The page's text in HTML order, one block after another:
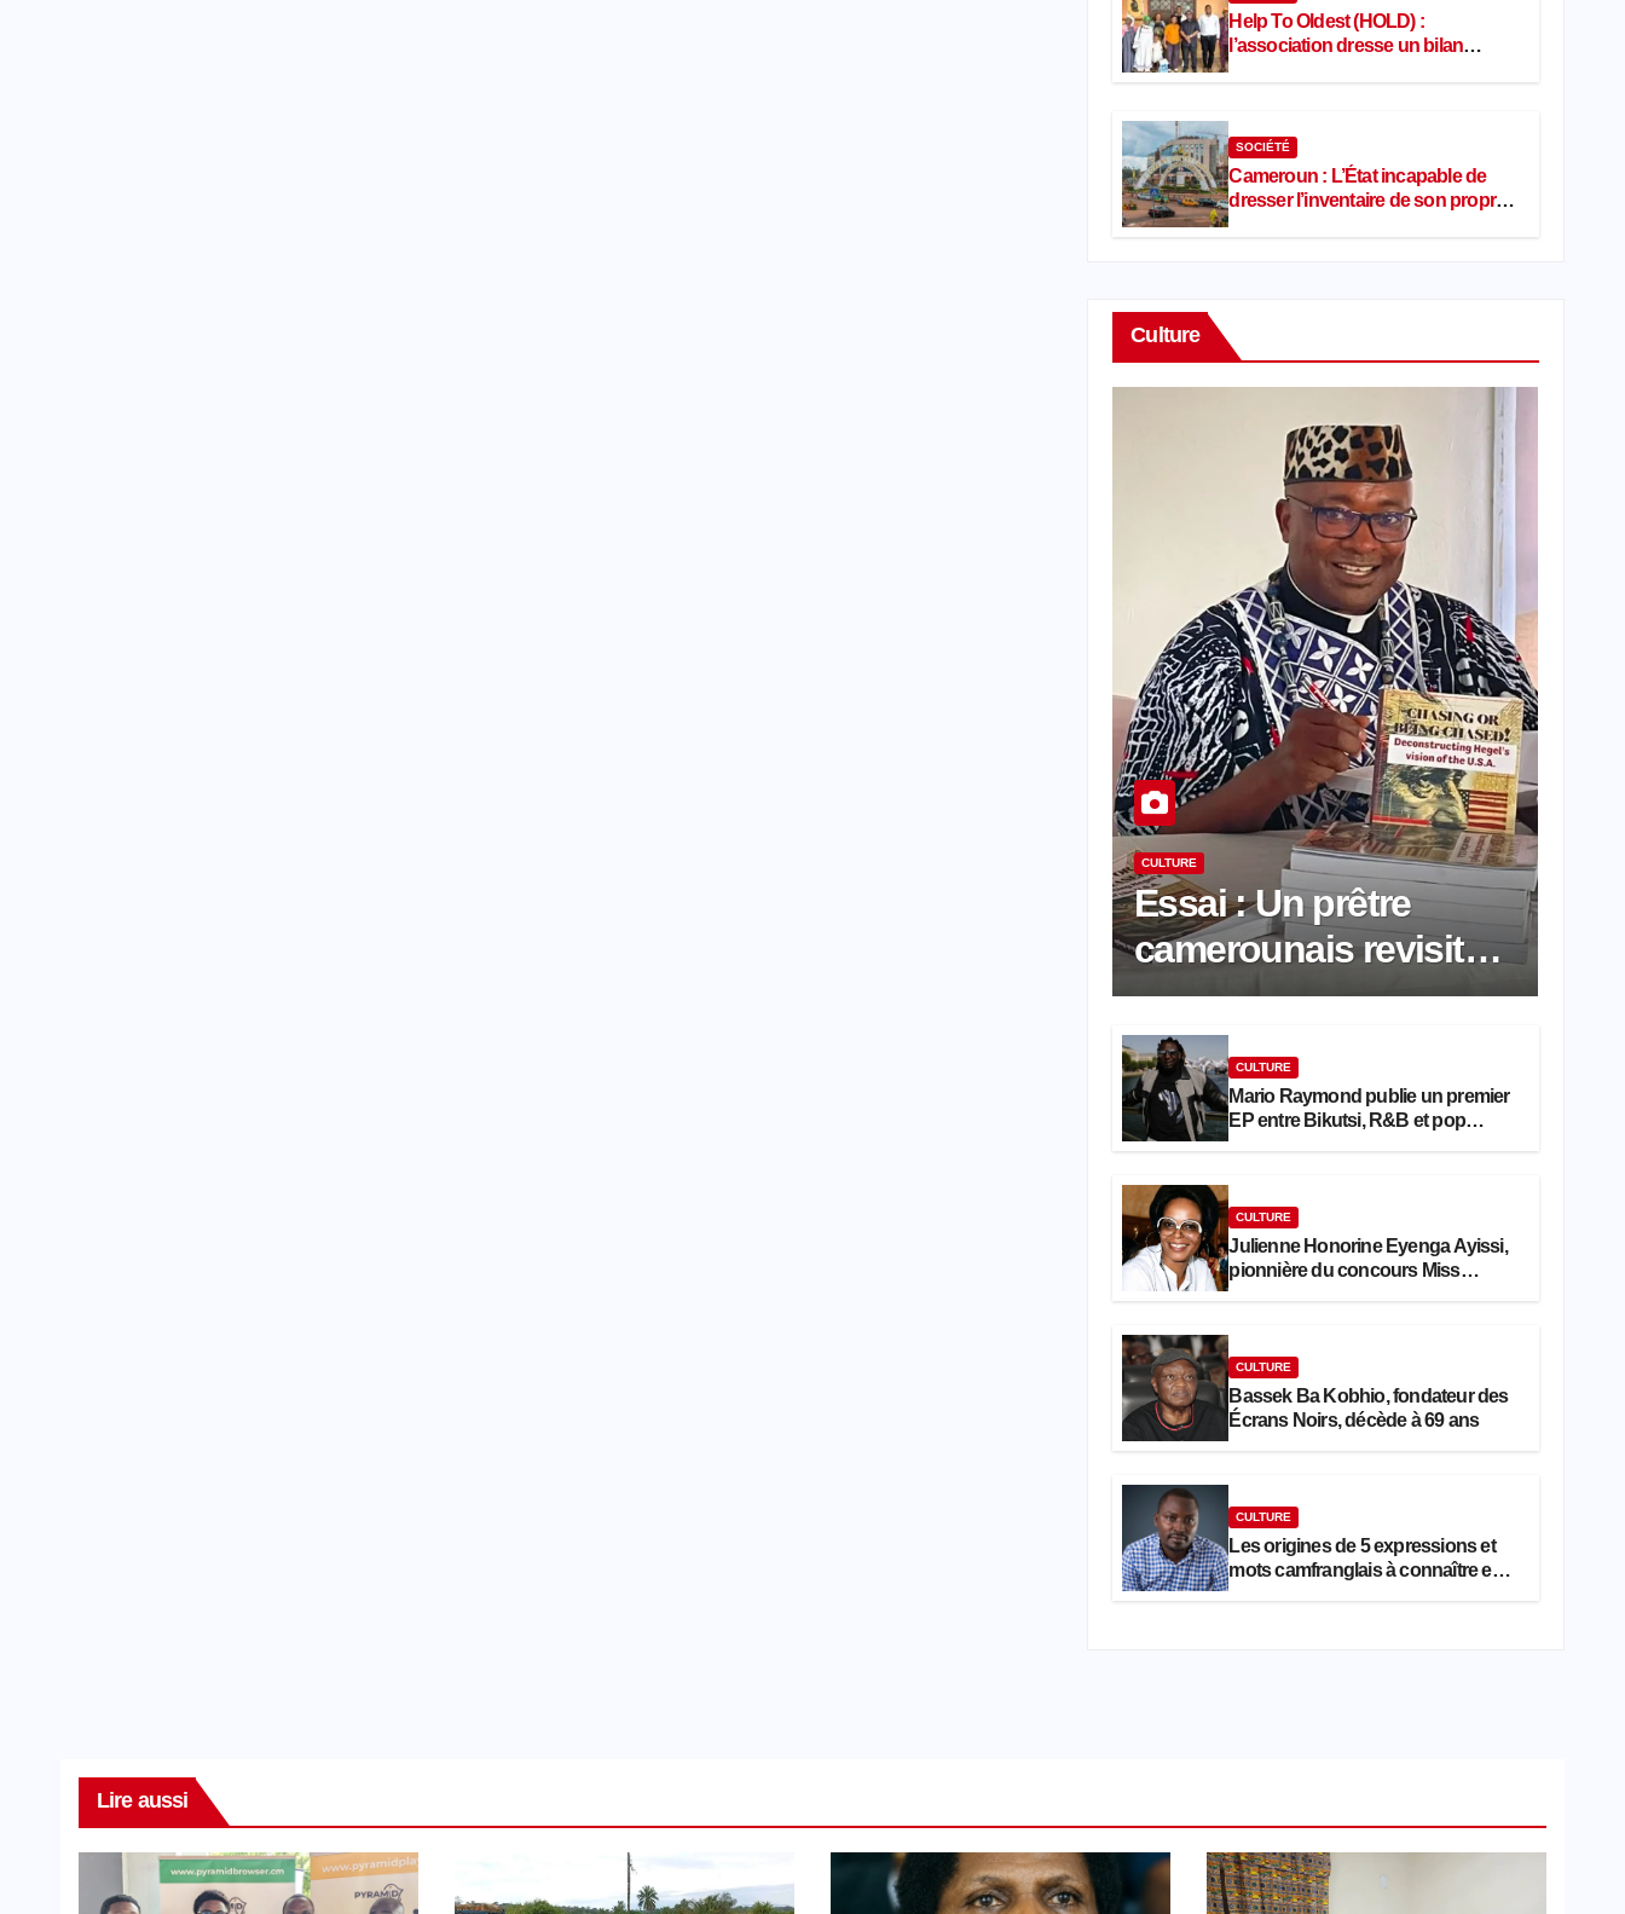
Help To Oldest (HOLD) :
l’association dresse un bilan
SOCIÉTÉ
Cameroun : L’État incapable de
dresser l’inventaire de son propre
Culture
CULTURE
Essai : Un prêtre
camerounais revisite
la pensée de Hegel à
travers le rêve
américain
CULTURE
Mario Raymond publie un premier
EP entre Bikutsi, R&B et pop
CULTURE
Julienne Honorine Eyenga Ayissi,
pionnière du concours Miss
CULTURE
Bassek Ba Kobhio, fondateur des
Écrans Noirs, décède à 69 ans
CULTURE
Les origines de 5 expressions et
mots camfranglais à connaître en
Lire aussi